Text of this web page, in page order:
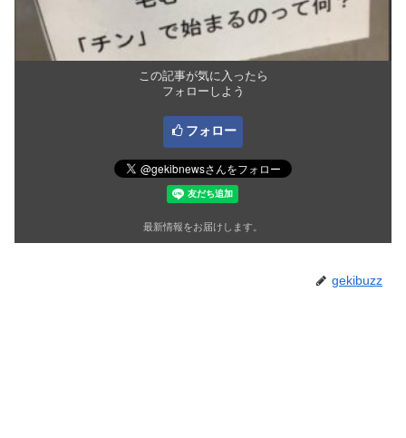
この記事が気に入ったら
フォローしよう
フォロー
最新情報をお届けします。
gekibuzz